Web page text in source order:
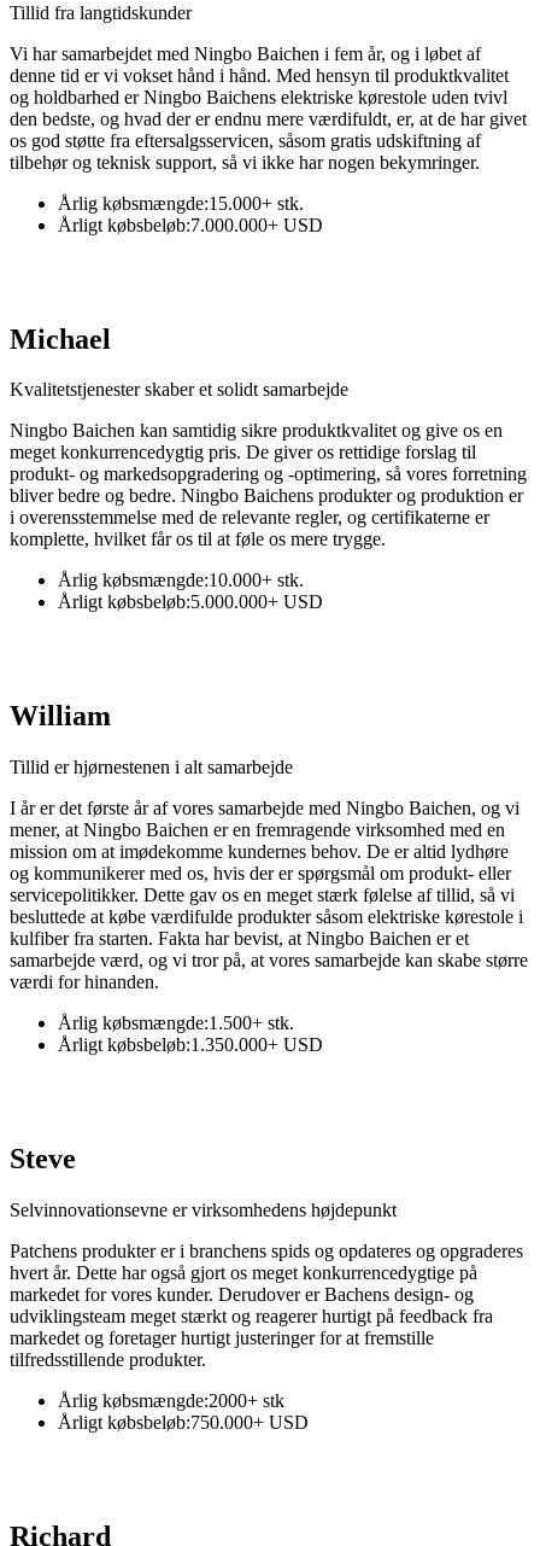
Tillid fra langtidskunder
Vi har samarbejdet med Ningbo Baichen i fem år, og i løbet af
denne tid er vi vokset hånd i hånd. Med hensyn til produktkvalitet
og holdbarhed er Ningbo Baichens elektriske kørestole uden tvivl
den bedste, og hvad der er endnu mere værdifuldt, er, at de har givet
os god støtte fra eftersalgsservicen, såsom gratis udskiftning af
tilbehør og teknisk support, så vi ikke har nogen bekymringer.
Årlig købsmængde:15.000+ stk.
Årligt købsbeløb:7.000.000+ USD
Michael
Kvalitetstjenester skaber et solidt samarbejde
Ningbo Baichen kan samtidig sikre produktkvalitet og give os en
meget konkurrencedygtig pris. De giver os rettidige forslag til
produkt- og markedsopgradering og -optimering, så vores forretning
bliver bedre og bedre. Ningbo Baichens produkter og produktion er
i overensstemmelse med de relevante regler, og certifikaterne er
komplette, hvilket får os til at føle os mere trygge.
Årlig købsmængde:10.000+ stk.
Årligt købsbeløb:5.000.000+ USD
William
Tillid er hjørnestenen i alt samarbejde
I år er det første år af vores samarbejde med Ningbo Baichen, og vi
mener, at Ningbo Baichen er en fremragende virksomhed med en
mission om at imødekomme kundernes behov. De er altid lydhøre
og kommunikerer med os, hvis der er spørgsmål om produkt- eller
servicepolitikker. Dette gav os en meget stærk følelse af tillid, så vi
besluttede at købe værdifulde produkter såsom elektriske kørestole i
kulfiber fra starten. Fakta har bevist, at Ningbo Baichen er et
samarbejde værd, og vi tror på, at vores samarbejde kan skabe større
værdi for hinanden.
Årlig købsmængde:1.500+ stk.
Årligt købsbeløb:1.350.000+ USD
Steve
Selvinnovationsevne er virksomhedens højdepunkt
Patchens produkter er i branchens spids og opdateres og opgraderes
hvert år. Dette har også gjort os meget konkurrencedygtige på
markedet for vores kunder. Derudover er Bachens design- og
udviklingsteam meget stærkt og reagerer hurtigt på feedback fra
markedet og foretager hurtigt justeringer for at fremstille
tilfredsstillende produkter.
Årlig købsmængde:2000+ stk
Årligt købsbeløb:750.000+ USD
Richard